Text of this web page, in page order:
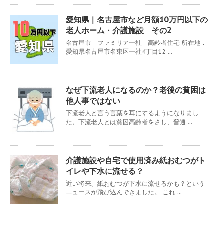
愛知県｜名古屋市など月額10万円以下の
老人ホーム・介護施設 その2
名古屋市 ファミリア一社 高齢者住宅 所在地：
愛知県名古屋市名東区一社4丁目12 ...
なぜ下流老人になるのか？老後の貧困は
他人事ではない
下流老人と言う言葉を耳にするようになりまし
た。下流老人とは貧困高齢者をさし、普通 ...
介護施設や自宅で使用済み紙おむつがト
イレや下水に流せる？
近い将来、紙おむつが下水に流せるかも？という
ニュースが飛び込んできました。 これ ...